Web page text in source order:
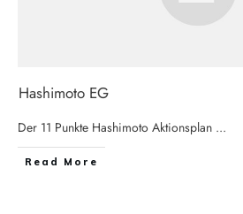
Hashimoto EG
Der 11 Punkte Hashimoto Aktionsplan ...
Read More